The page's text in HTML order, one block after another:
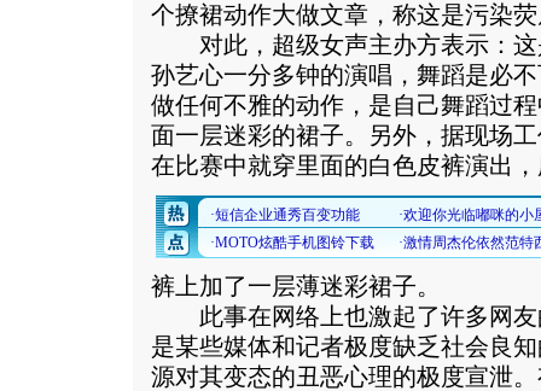
个撩裙动作大做文章，称这是污染
对此，超级女声主办方表示：这
孙艺心一分多钟的演唱，舞蹈是必
做任何不雅的动作，是自己舞蹈过
面一层迷彩的裙子。另外，据现场
在比赛中就穿里面的白色皮裤演出
裤上加了一层薄迷彩裙子。
此事在网络上也激起了许多网友
是某些媒体和记者极度缺乏社会良
源对其变态的丑恶心理的极度宣泄